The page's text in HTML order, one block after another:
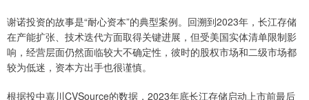
谢诺投资的故事是“耐心资本”的典型案例。回溯到2023年，长江存储
在产能扩张、技术迭代方面取得关键进展，但受美国实体清单限制影
响，经营层面仍然面临较大不确定性，彼时的股权市场和二级市场都
较为低迷，资本方出手也很谨慎。
根据投中嘉川CVSource的数据，2023年底长江存储启动上市前最后